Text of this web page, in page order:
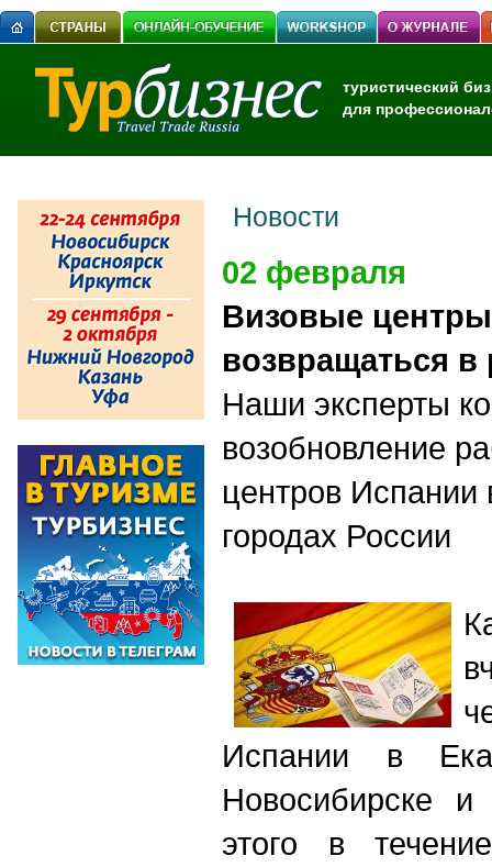
туристический
для
Новости
02 февраля
Визовые
возвращаться в
Наши эксперты
возобновление
центров Испании
городах России
Испании в
Новосибирске
этого в